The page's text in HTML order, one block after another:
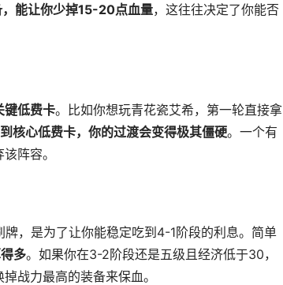
能让你少掉15-20点血量，这往往决定了你能否
键低费卡。比如你想玩青花瓷艾希，第一轮直接拿
核心低费卡，你的过渡会变得极其僵硬。一个有
阵容。
牌，是为了让你能稳定吃到4-1阶段的利息。简单
多。如果你在3-2阶段还是五级且经济低于30，
战力最高的装备来保血。